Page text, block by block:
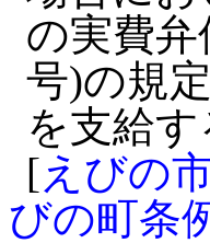
の実費
号)の規
を支給
[えびの
びの町条